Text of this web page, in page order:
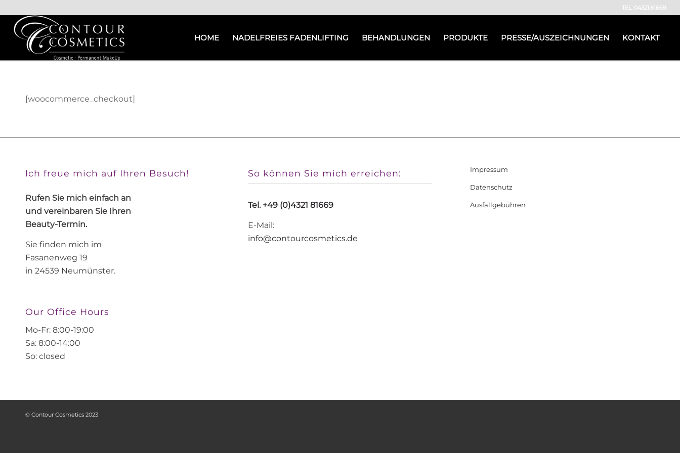
TEL: 04321.81669
HOME NADELFREIES FADENLIFTING BEHANDLUNGEN PRODUKTE PRESSE/AUSZEICHNUNGEN KONTAKT
[woocommerce_checkout]
Ich freue mich auf Ihren Besuch!
Rufen Sie mich einfach an
und vereinbaren Sie Ihren
Beauty-Termin.
Sie finden mich im
Fasanenweg 19
in 24539 Neumünster.
Our Office Hours
Mo-Fr: 8:00-19:00
Sa: 8:00-14:00
So: closed
So können Sie mich erreichen:
Tel. +49 (0)4321 81669
E-Mail:
info@contourcosmetics.de
Impressum
Datenschutz
Ausfallgebühren
© Contour Cosmetics 2023